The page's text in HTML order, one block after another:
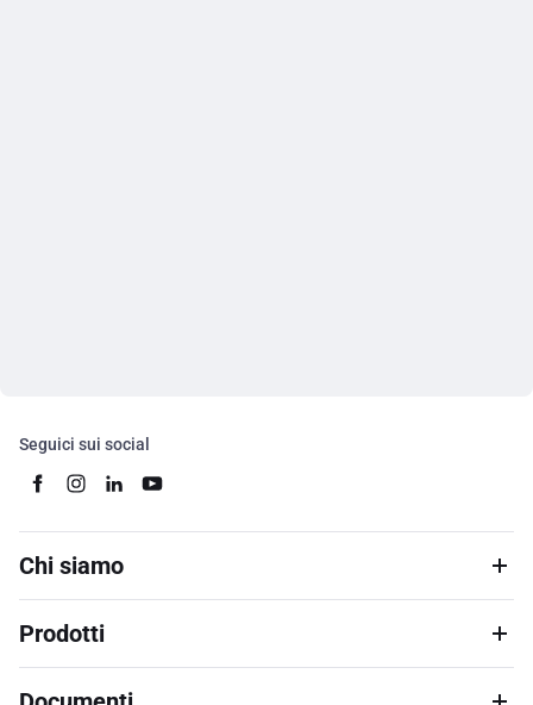
Seguici sui social
Chi siamo
Prodotti